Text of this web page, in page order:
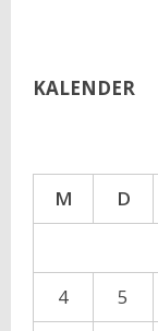
KALENDER
M D
4
5